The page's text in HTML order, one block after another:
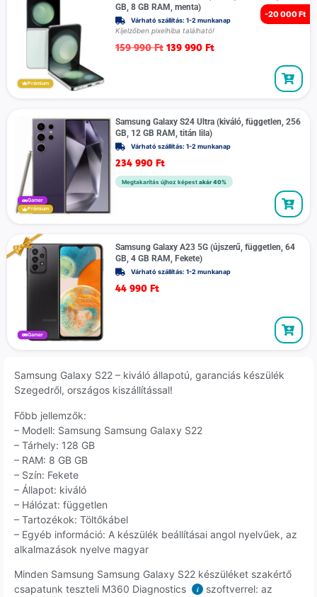
-20 000 Ft
Prémium
GB, 8 GB RAM, menta)
Várható szállítás: 1-2 munkanap
Kijelzőben pixelhiba található!
159 990Ft 139 990 Ft
Gamer
Prémium
Samsung Galaxy S24 Ultra (kiváló, független, 256
GB, 12 GB RAM, titán lila)
Várható szállítás: 1-2 munkanap
234 990 Ft
Megtakarítás újhoz képest akár 40%
Gamer
Samsung Galaxy A23 5G (újszerű, független, 64
GB, 4 GB RAM, Fekete)
Várható szállítás: 1-2 munkanap
44 990 Ft
Samsung Galaxy S22 – kiváló állapotú, garanciás készülék
Szegedről, országos kiszállítással!
Főbb jellemzők:
– Modell: Samsung Samsung Galaxy S22
– Tárhely: 128 GB
– RAM: 8 GB GB
– Szín: Fekete
– Állapot: kiváló
– Hálózat: független
– Tartozékok: Töltőkábel
– Egyéb információ: A készülék beállításai angol nyelvűek, az
alkalmazások nyelve magyar
Minden Samsung Samsung Galaxy S22 készüléket szakértő
csapatunk teszteli M360 Diagnostics
i
szoftverrel: az